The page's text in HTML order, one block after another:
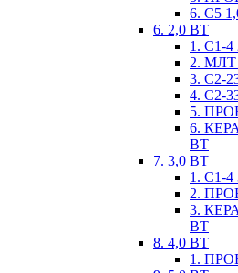
6. С5
6. 2,0 ВТ
1. С1-
2. МЛТ
3. С2-
4. С2-
5.
6.
ВТ
7. 3,0 ВТ
1. С1-
2.
3.
ВТ
8. 4,0 ВТ
1.